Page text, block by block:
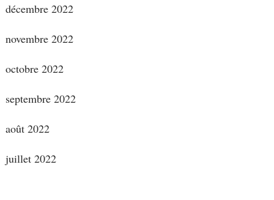
décembre 2022
novembre 2022
octobre 2022
septembre 2022
août 2022
juillet 2022